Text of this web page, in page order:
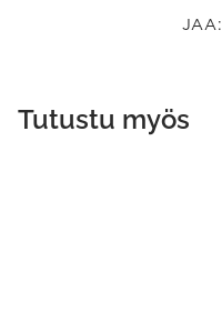
JAA:
Tutustu myös